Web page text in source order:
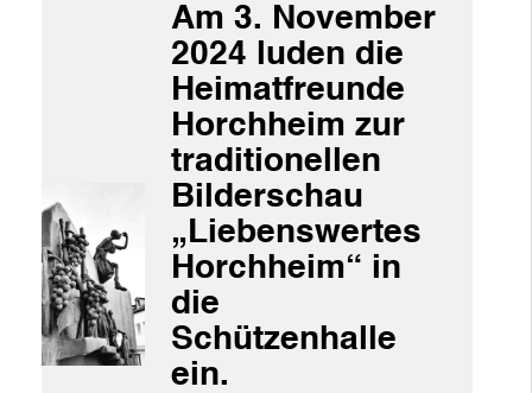
Am 3. November
2024 luden die
Heimatfreunde
Horchheim zur
traditionellen
Bilderschau
„Liebenswertes
Horchheim“ in
die
Schützenhalle
ein.